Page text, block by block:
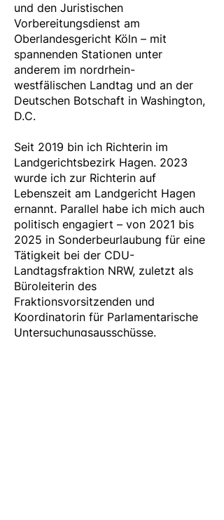
und den Juristischen
Vorbereitungsdienst am
Oberlandesgericht Köln – mit
spannenden Stationen unter
anderem im nordrhein-
westfälischen Landtag und an der
Deutschen Botschaft in Washington,
D.C.
Seit 2019 bin ich Richterin im
Landgerichtsbezirk Hagen. 2023
wurde ich zur Richterin auf
Lebenszeit am Landgericht Hagen
ernannt. Parallel habe ich mich auch
politisch engagiert – von 2021 bis
2025 in Sonderbeurlaubung für eine
Tätigkeit bei der CDU-
Landtagsfraktion NRW, zuletzt als
Büroleiterin des
Fraktionsvorsitzenden und
Koordinatorin für Parlamentarische
Untersuchungsausschüsse.